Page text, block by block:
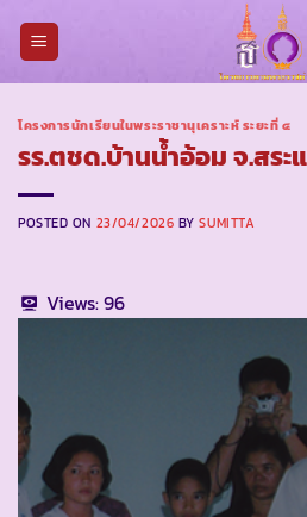
โครงการนักเรียนในพระราชานุเคราะห์ ระยะที่ ๔
รร.ตชด.บ้านน้ำอ้อม จ.สระ
POSTED ON 23/04/2026 BYSUMITTA
Views:96